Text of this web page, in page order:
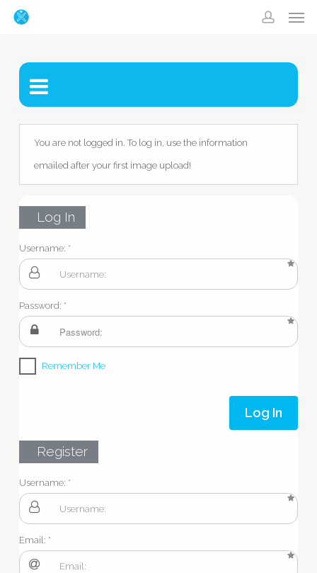
Skip
content
You are not logged in. To log in, use the information
emailed after your first image upload!
Log In
Username:
Password:
Remember Me
Log In
Register
Username:
Email: